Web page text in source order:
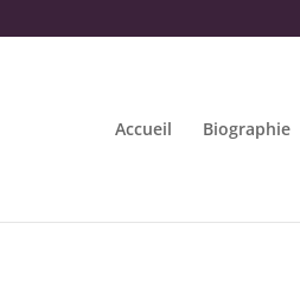
Accueil Biographie